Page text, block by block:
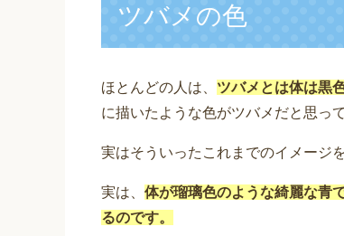
ツバメの色
ほとんどの人は、 ツバメとは体は黒
に描いたような色がツバメだと思っ
実はそういったこれまでのイメージ
実は、 体が瑠璃色のような綺麗な青
るのです。